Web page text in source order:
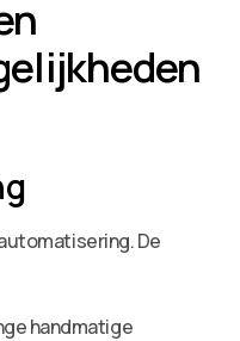
De
handmatige